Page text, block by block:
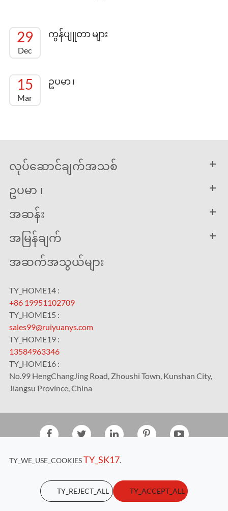
29
Dec
ကွန်ပျူတာ များ
15
Mar
ဥပမာ ၊
လုပ်ဆောင်ချက်အသစ်
ဥပမာ ၊
အဆန်း
အမြန်ချက်
အဆက်အသွယ်များ
TY_HOME14 :
+86 19951102709
TY_HOME15 :
sales99@ruiyuanys.com
TY_HOME19 :
13584963346
TY_HOME16 :
No.99 HengChangJing Road, Zhoushi Town, Kunshan City,
Jiangsu Province, China
TY_HOME17
TY_WE_USE_COOKIESTY_SK17.
TY_REJECT_ALL TY_ACCEPT_ALL